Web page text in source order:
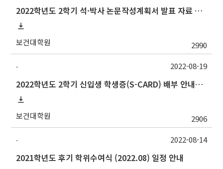
2022학년도 2학기 석·박사 논문작성계획서 발표 자료 제출 및 발표 시간 안내
보건대학원 2990
-
2022학년도 2학기 신입생 학생증(S-CARD) 배부 안내→출입등록:행정실211호
보건대학원 2906
2022-08-19
-
2021학년도 후기 학위수여식 (2022.08) 일정 안내
2022-08-14